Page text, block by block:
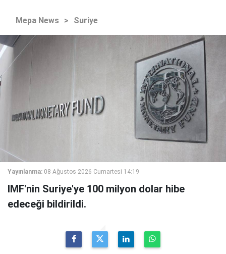
Mepa News > Suriye
Yayınlanma: 08 Ağustos 2026 Cumartesi 14:19
IMF'nin Suriye'ye 100 milyon dolar hibe
edeceği bildirildi.